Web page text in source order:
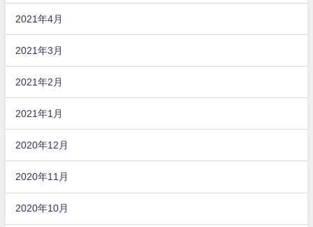
2021年4月
2021年3月
2021年2月
2021年1月
2020年12月
2020年11月
2020年10月